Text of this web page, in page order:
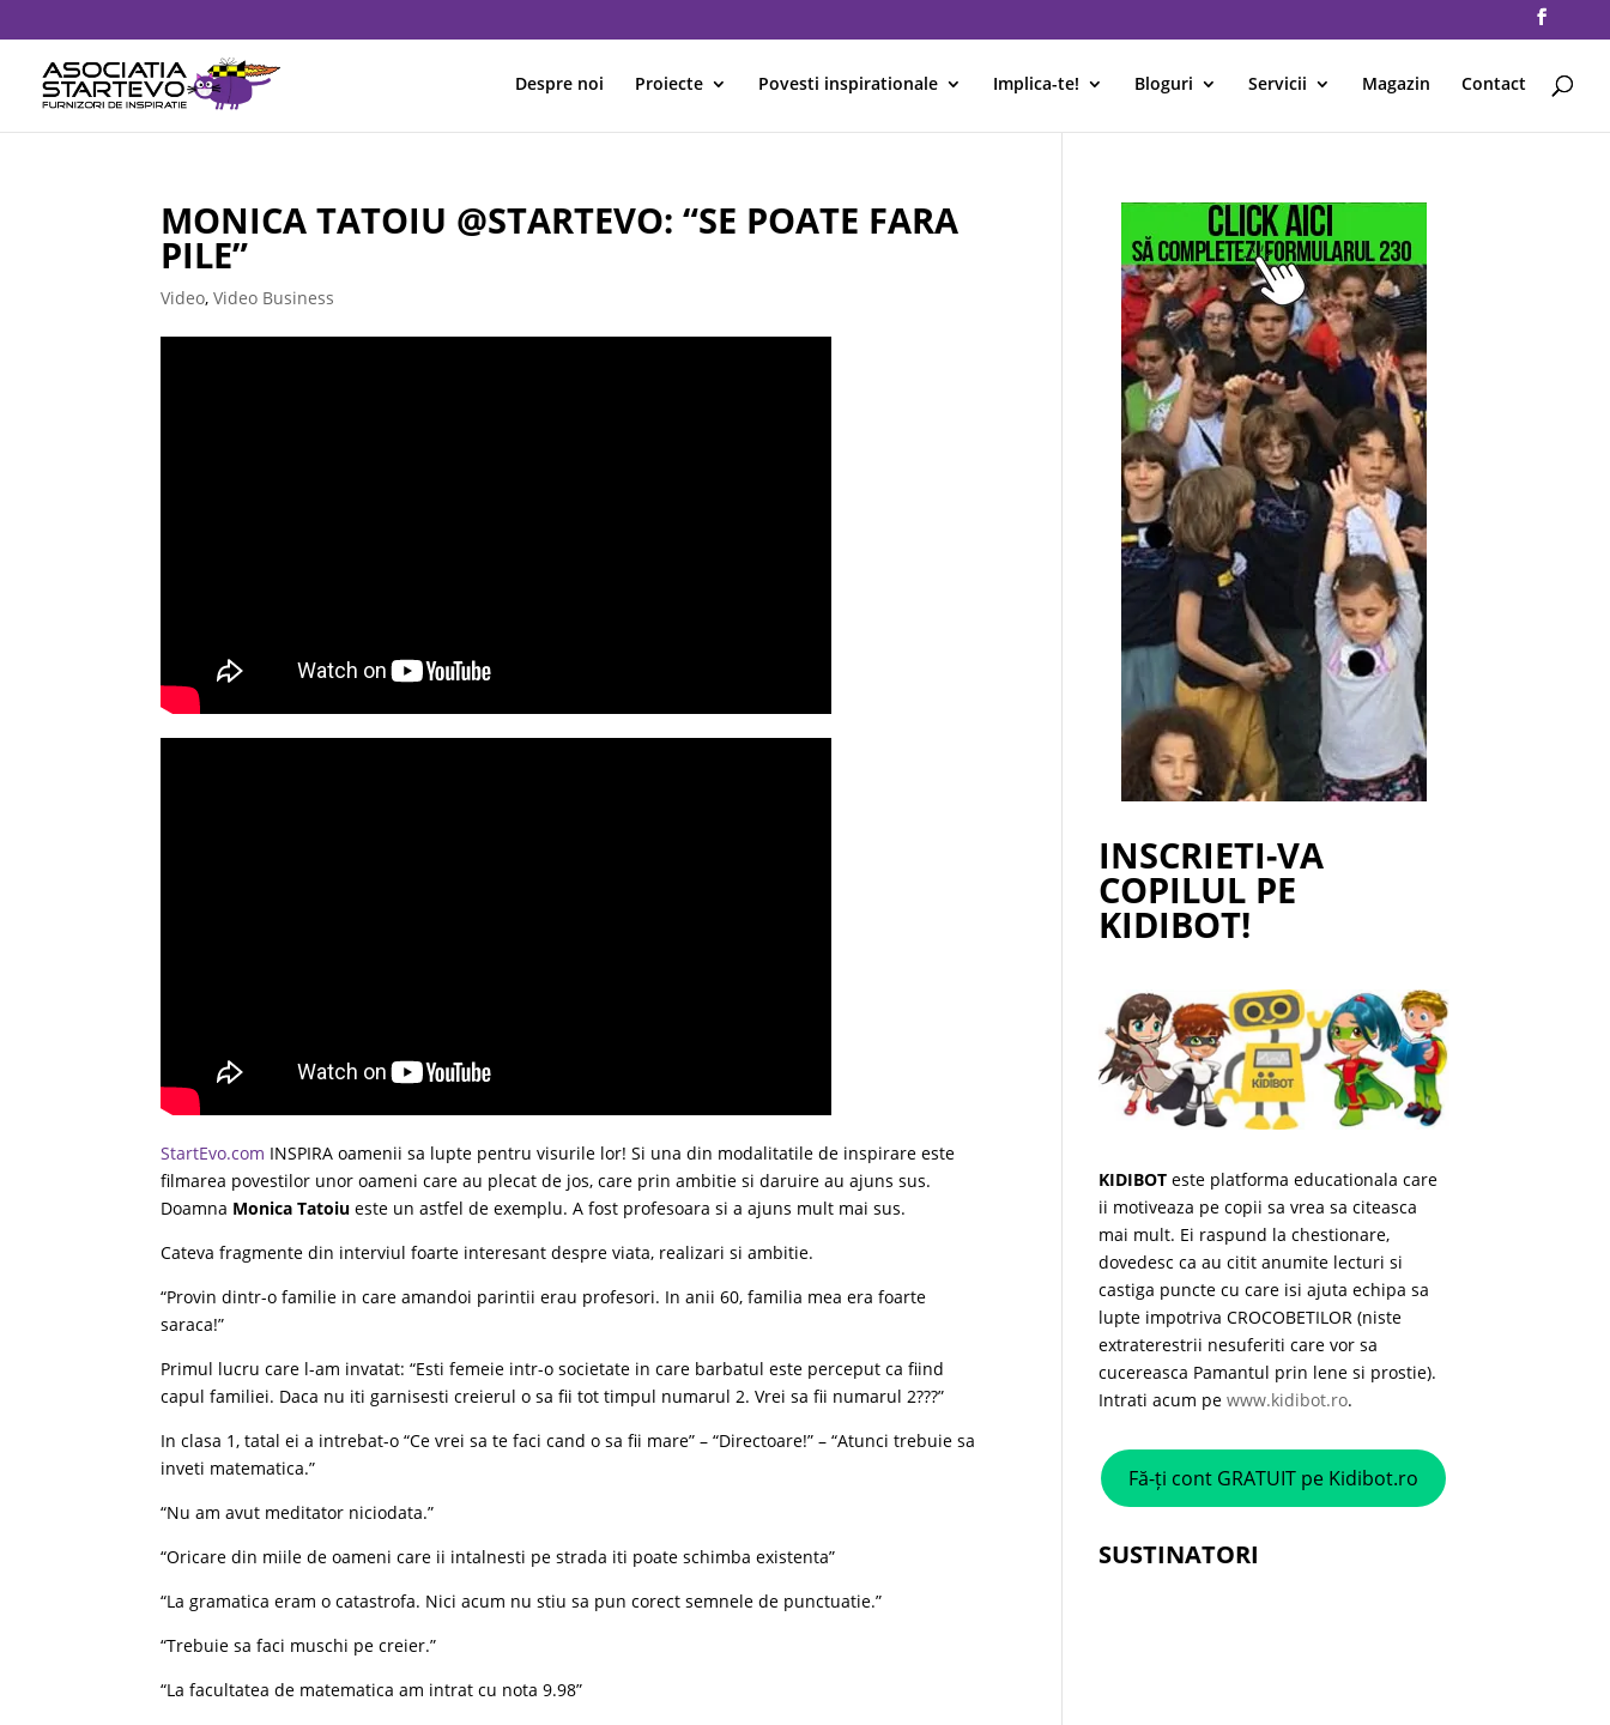
Despre noi Proiecte Povesti inspirationale Implica-te! Bloguri Servicii Magazin Contact
MONICA TATOIU @STARTEVO: “SE POATE FARA
PILE”
Video,Video Business
StartEvo.com INSPIRA oamenii sa lupte pentru visurile lor! Si una din modalitatile de inspirare este
filmarea povestilor unor oameni care au plecat de jos, care prin ambitie si daruire au ajuns sus.
Doamna Monica Tatoiu este un astfel de exemplu. A fost profesoara si a ajuns mult mai sus.
Cateva fragmente din interviul foarte interesant despre viata, realizari si ambitie.
“Provin dintr-o familie in care amandoi parintii erau profesori. In anii 60, familia mea era foarte
saraca!”
Primul lucru care l-am invatat: “Esti femeie intr-o societate in care barbatul este perceput ca fiind
capul familiei. Daca nu iti garnisesti creierul o sa fii tot timpul numarul 2. Vrei sa fii numarul 2???”
In clasa 1, tatal ei a intrebat-o “Ce vrei sa te faci cand o sa fii mare” – “Directoare!” – “Atunci trebuie sa
inveti matematica.”
“Nu am avut meditator niciodata.”
“Oricare din miile de oameni care ii intalnesti pe strada iti poate schimba existenta”
“La gramatica eram o catastrofa. Nici acum nu stiu sa pun corect semnele de punctuatie.”
“Trebuie sa faci muschi pe creier.”
“La facultatea de matematica am intrat cu nota 9.98”
INSCRIETI-VA
COPILUL PE
KIDIBOT!
KIDIBOT este platforma educationala care
ii motiveaza pe copii sa vrea sa citeasca
mai mult. Ei raspund la chestionare,
dovedesc ca au citit anumite lecturi si
castiga puncte cu care isi ajuta echipa sa
lupte impotriva CROCOBETILOR (niste
extraterestrii nesuferiti care vor sa
cucereasca Pamantul prin lene si prostie).
Intrati acum pewww.kidibot.ro.
Fă-ți cont GRATUIT pe Kidibot.ro
SUSTINATORI